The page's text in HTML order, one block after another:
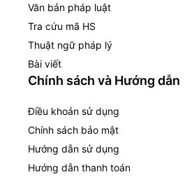
Văn bản pháp luật
Tra cứu mã HS
Thuật ngữ pháp lý
Bài viết
Chính sách và Hướng dẫn
Điều khoản sử dụng
Chính sách bảo mật
Hướng dẫn sử dụng
Hướng dẫn thanh toán